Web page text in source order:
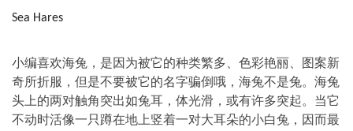
Sea Hares
小编喜欢海兔，是因为被它的种类繁多、色彩艳丽、图案新
奇所折服，但是不要被它的名字骗倒哦，海兔不是兔。海兔
头上的两对触角突出如兔耳，体光滑，或有许多突起。当它
不动时活像一只蹲在地上竖着一对大耳朵的小白兔，因而最